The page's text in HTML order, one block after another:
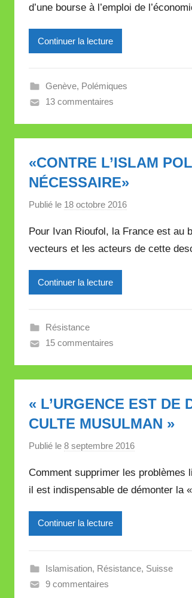
M
r
e
l
l
l
l
t
e
d’une bourse à l’emploi de
Continuer la lecture
Genève, Polémiques
13 commentaires
«CONTRE L’ISLAM
NÉCESSAIRE»
Publié le 18 octobre 2016
r
M
t
t
Pour Ivan Rioufol, la France est au
vecteurs et les acteurs de cette
Continuer la lecture
Résistance
15 commentaires
« L’URGENCE EST DE
CULTE MUSULMAN »
Publié le 8 septembre 2016
r
M
l
Comment supprimer les problèmes
il est indispensable de démonter la
Continuer la lecture
Islamisation, Résistance, Suisse
9 commentaires